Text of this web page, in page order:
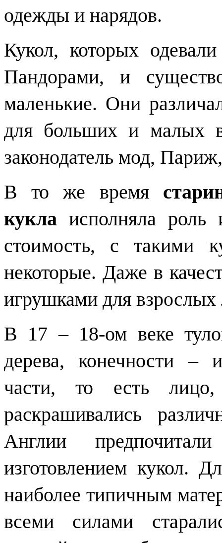
одежды и нарядов.
Кукол, которых
Пандорами, и
маленькие. Они
для больших и малых
законодатель мод,
В то же время
кукла исполняла роль
стоимость, с такими
некоторые. Даже в
игрушками для
В 17 – 18-ом веке
дерева, конечности –
части, то есть
раскрашивались
Англии
изготовлением кукол.
наиболее типичным
всеми силами